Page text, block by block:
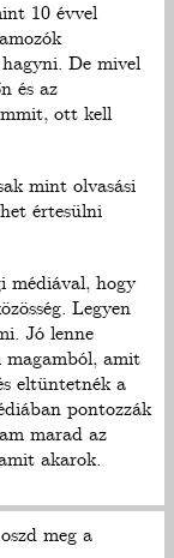
10 évvel
De mivel
és az
ott kell
mint olvasási
értesülni
médiával, hogy
Legyen
Jó lenne
magamból, amit
eltüntetnék a
pontozzák
marad az
akarok.
meg a